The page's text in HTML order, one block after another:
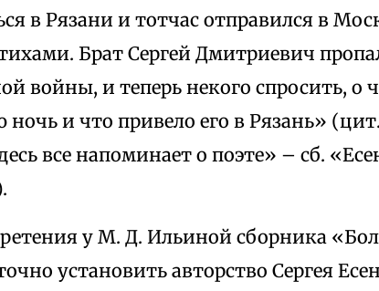
в Рязани и тотчас отправился в
Брат Сергей Дмитриевич
войны, и теперь некого спросить, о
и что привело его в Рязань»
все напоминает о поэте» – сб.
у М. Д. Ильиной сборника
установить авторство Сергея